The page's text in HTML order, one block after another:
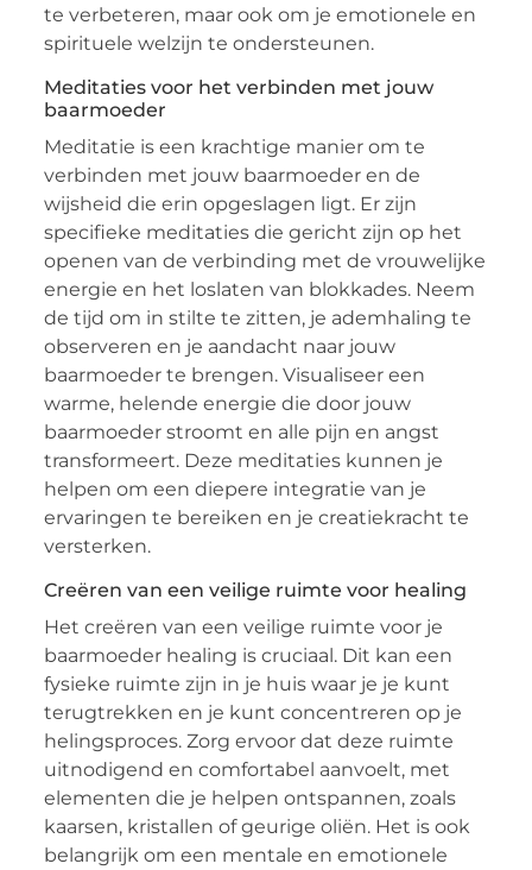
te verbeteren, maar ook om je emotionele en
spirituele welzijn te ondersteunen.
Meditaties voor het verbinden met jouw
baarmoeder
Meditatie is een krachtige manier om te
verbinden met jouw baarmoeder en de
wijsheid die erin opgeslagen ligt. Er zijn
specifieke meditaties die gericht zijn op het
openen van de verbinding met de vrouwelijke
energie en het loslaten van blokkades. Neem
de tijd om in stilte te zitten, je ademhaling te
observeren en je aandacht naar jouw
baarmoeder te brengen. Visualiseer een
warme, helende energie die door jouw
baarmoeder stroomt en alle pijn en angst
transformeert. Deze meditaties kunnen je
helpen om een diepere integratie van je
ervaringen te bereiken en je creatiekracht te
versterken.
Creëren van een veilige ruimte voor healing
Het creëren van een veilige ruimte voor je
baarmoeder healing is cruciaal. Dit kan een
fysieke ruimte zijn in je huis waar je je kunt
terugtrekken en je kunt concentreren op je
helingsproces. Zorg ervoor dat deze ruimte
uitnodigend en comfortabel aanvoelt, met
elementen die je helpen ontspannen, zoals
kaarsen, kristallen of geurige oliën. Het is ook
belangrijk om een mentale en emotionele